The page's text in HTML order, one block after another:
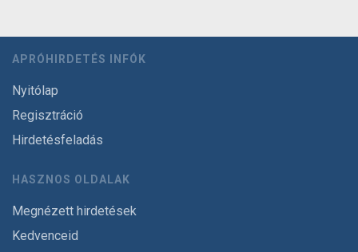
APRÓHIRDETÉS INFÓK
Nyitólap
Regisztráció
Hirdetésfeladás
HASZNOS OLDALAK
Megnézett hirdetések
Kedvenceid